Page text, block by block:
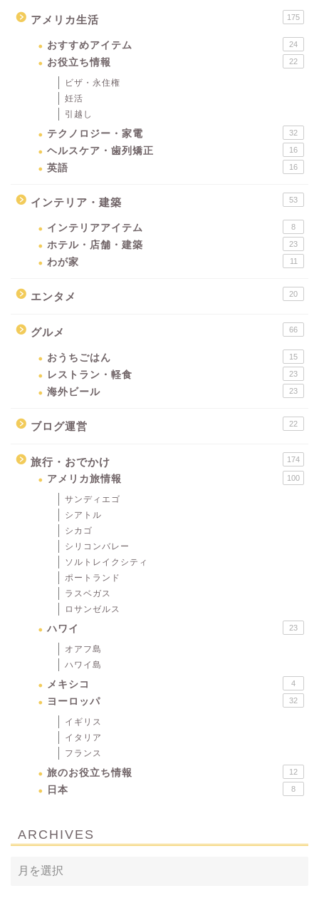
アメリカ生活 175
おすすめアイテム 24
お役立ち情報 22
ビザ・永住権
妊活
引越し
テクノロジー・家電 32
ヘルスケア・歯列矯正 16
英語 16
インテリア・建築 53
インテリアアイテム 8
ホテル・店舗・建築 23
わが家 11
エンタメ 20
グルメ 66
おうちごはん 15
レストラン・軽食 23
海外ビール 23
ブログ運営 22
旅行・おでかけ 174
アメリカ旅情報 100
サンディエゴ
シアトル
シカゴ
シリコンバレー
ソルトレイクシティ
ポートランド
ラスベガス
ロサンゼルス
ハワイ 23
オアフ島
ハワイ島
メキシコ 4
ヨーロッパ 32
イギリス
イタリア
フランス
旅のお役立ち情報 12
日本 8
ARCHIVES